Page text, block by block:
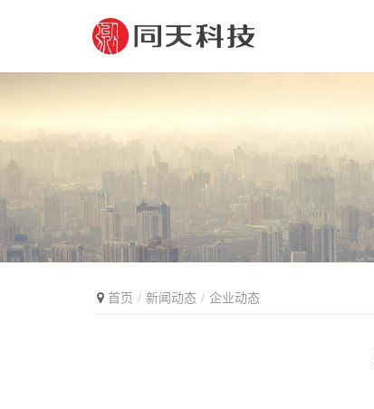
首页 新闻动态 企业动态